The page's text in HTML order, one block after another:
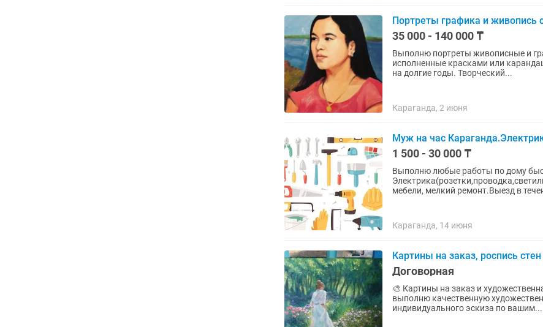
Портреты графика и живопись
35 000 - 140 000 ₸
Выполню портреты живописные и
исполненные красками или
на долгие годы. Творческий...
Караганда, 2 июня
Муж на час
1 500 - 30 000 ₸
Выполню любые работы по дому
мебели, мелкий ремонт.Выезд в
Караганда, 14 июня
Картины на заказ, роспись стен
Договорная
🎨 Картины на заказ и художественная роспись стен Создам для
выполню качественную художественную
индивидуального эскиза по вашим...